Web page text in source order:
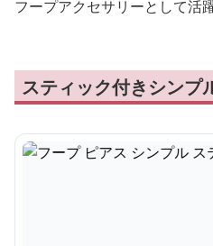
フープアクセサリーとして活
スティック付きシンプ